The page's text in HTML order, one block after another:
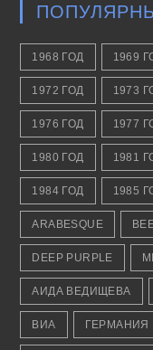
1968 ГОД 1969
1972 ГОД 1973
1976 ГОД 1977
1980 ГОД 1981
1984 ГОД 1985
ARABESQUE
DEEP PURPLE
АИДА ВЕДИЩЕВА
ВИА ГЕРМАНИЯ